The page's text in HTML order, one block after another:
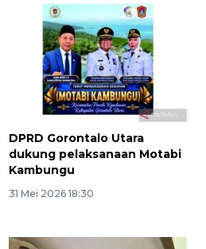
DPRD Gorontalo Utara
dukung pelaksanaan Motabi
Kambungu
31 Mei 2026 18:30